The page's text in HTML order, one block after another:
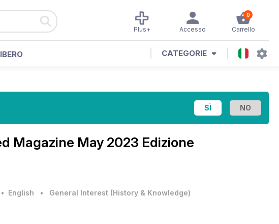
0
Carrello
Accesso
Plus+
CATEGORIE
Magazine May 2023 Edizione
• English • General Interest (History & Knowledge)